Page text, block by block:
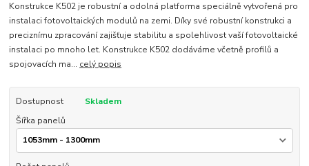
Konstrukce K502 je robustní a odolná platforma speciálně vytvořená pro
instalaci fotovoltaických modulů na zemi. Díky své robustní konstrukci a
preciznímu zpracování zajišťuje stabilitu a spolehlivost vaší fotovoltaické
instalaci po mnoho let. Konstrukce K502 dodáváme včetně profilů a
spojovacích ma... celý popis
Dostupnost
Skladem
Šířka panelů